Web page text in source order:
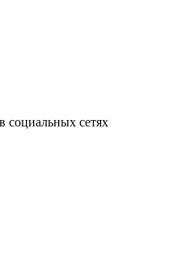
социальных сетях